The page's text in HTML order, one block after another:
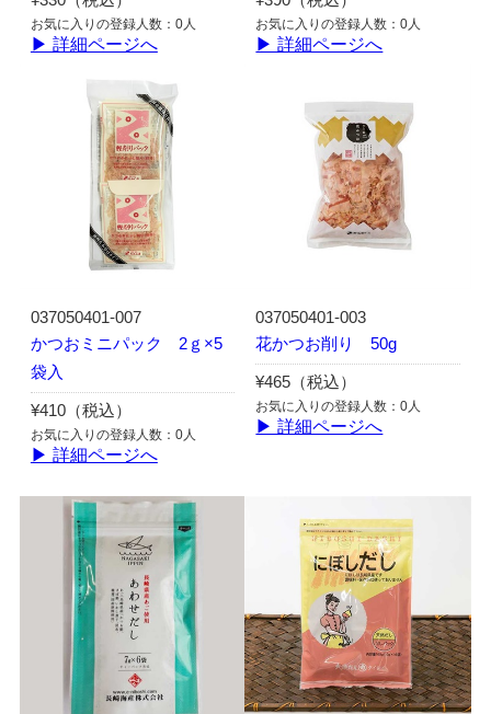
お気に入りの登録人数：0人
▶ 詳細ページへ
お気に入りの登録人数：0人
▶ 詳細ページへ
037050401-007
かつおミニパック 2ｇ×5
袋入
¥410（税込）
お気に入りの登録人数：0人
▶ 詳細ページへ
037050401-003
花かつお削り 50g
¥465（税込）
お気に入りの登録人数：0人
▶ 詳細ページへ